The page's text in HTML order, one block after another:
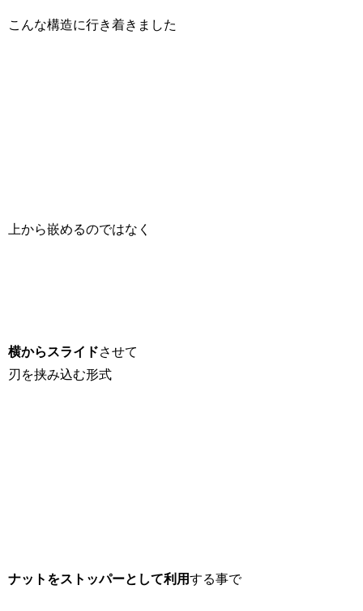
こんな構造に行き着きました
上から嵌めるのではなく
横からスライドさせて
刃を挟み込む形式
ナットをストッパーとして利用する事で